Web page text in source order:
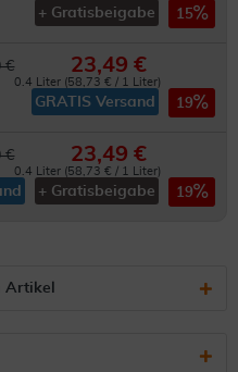
+ Gratisbeigabe 15
€ 23,49 €
0.4 Liter (58,73 € / 1 Liter)
GRATIS Versand 19
€ 23,49 €
0.4 Liter (58,73 € / 1 Liter)
+ Gratisbeigabe 19
Artikel